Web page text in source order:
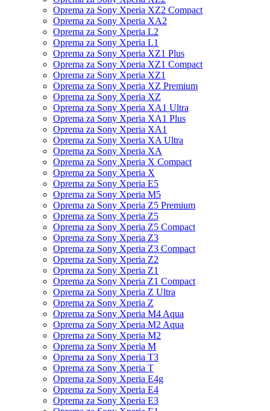
Oprema za Sony Xperia XZ2 Compact
Oprema za Sony Xperia XA2
Oprema za Sony Xperia L2
Oprema za Sony Xperia L1
Oprema za Sony Xperia XZ1 Plus
Oprema za Sony Xperia XZ1 Compact
Oprema za Sony Xperia XZ1
Oprema za Sony Xperia XZ Premium
Oprema za Sony Xperia XZ
Oprema za Sony Xperia XA1 Ultra
Oprema za Sony Xperia XA1 Plus
Oprema za Sony Xperia XA1
Oprema za Sony Xperia XA Ultra
Oprema za Sony Xperia XA
Oprema za Sony Xperia X Compact
Oprema za Sony Xperia X
Oprema za Sony Xperia E5
Oprema za Sony Xperia M5
Oprema za Sony Xperia Z5 Premium
Oprema za Sony Xperia Z5
Oprema za Sony Xperia Z5 Compact
Oprema za Sony Xperia Z3
Oprema za Sony Xperia Z3 Compact
Oprema za Sony Xperia Z2
Oprema za Sony Xperia Z1
Oprema za Sony Xperia Z1 Compact
Oprema za Sony Xperia Z Ultra
Oprema za Sony Xperia Z
Oprema za Sony Xperia M4 Aqua
Oprema za Sony Xperia M2 Aqua
Oprema za Sony Xperia M2
Oprema za Sony Xperia M
Oprema za Sony Xperia T3
Oprema za Sony Xperia T
Oprema za Sony Xperia E4g
Oprema za Sony Xperia E4
Oprema za Sony Xperia E3